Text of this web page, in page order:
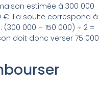
estimée à 300 000
La soulte correspond à
000 – 150 000) ÷ 2 =
doit donc verser 75 000